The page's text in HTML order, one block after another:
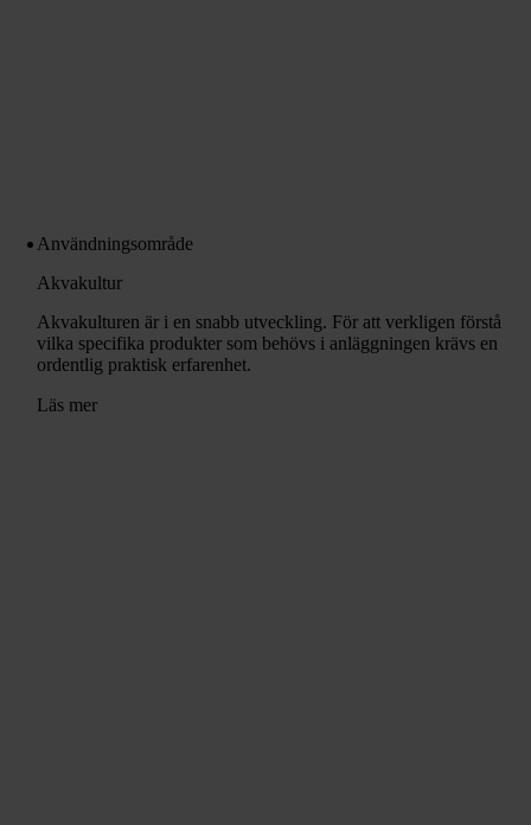
Användningsområde
Akvakultur
Akvakulturen är i en snabb utveckling. För att verkligen förstå
vilka specifika produkter som behövs i anläggningen krävs en
ordentlig praktisk erfarenhet.
Läs mer